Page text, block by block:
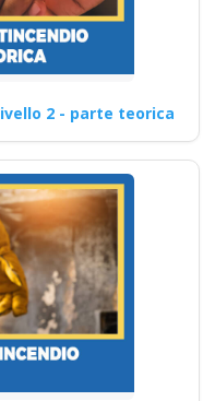
2 - parte teorica